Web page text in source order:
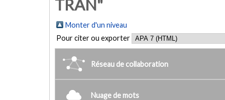
TRAN"
Monter d'un niveau
Pour citer ou exporter
Réseau de collaboration
Nuage de mots